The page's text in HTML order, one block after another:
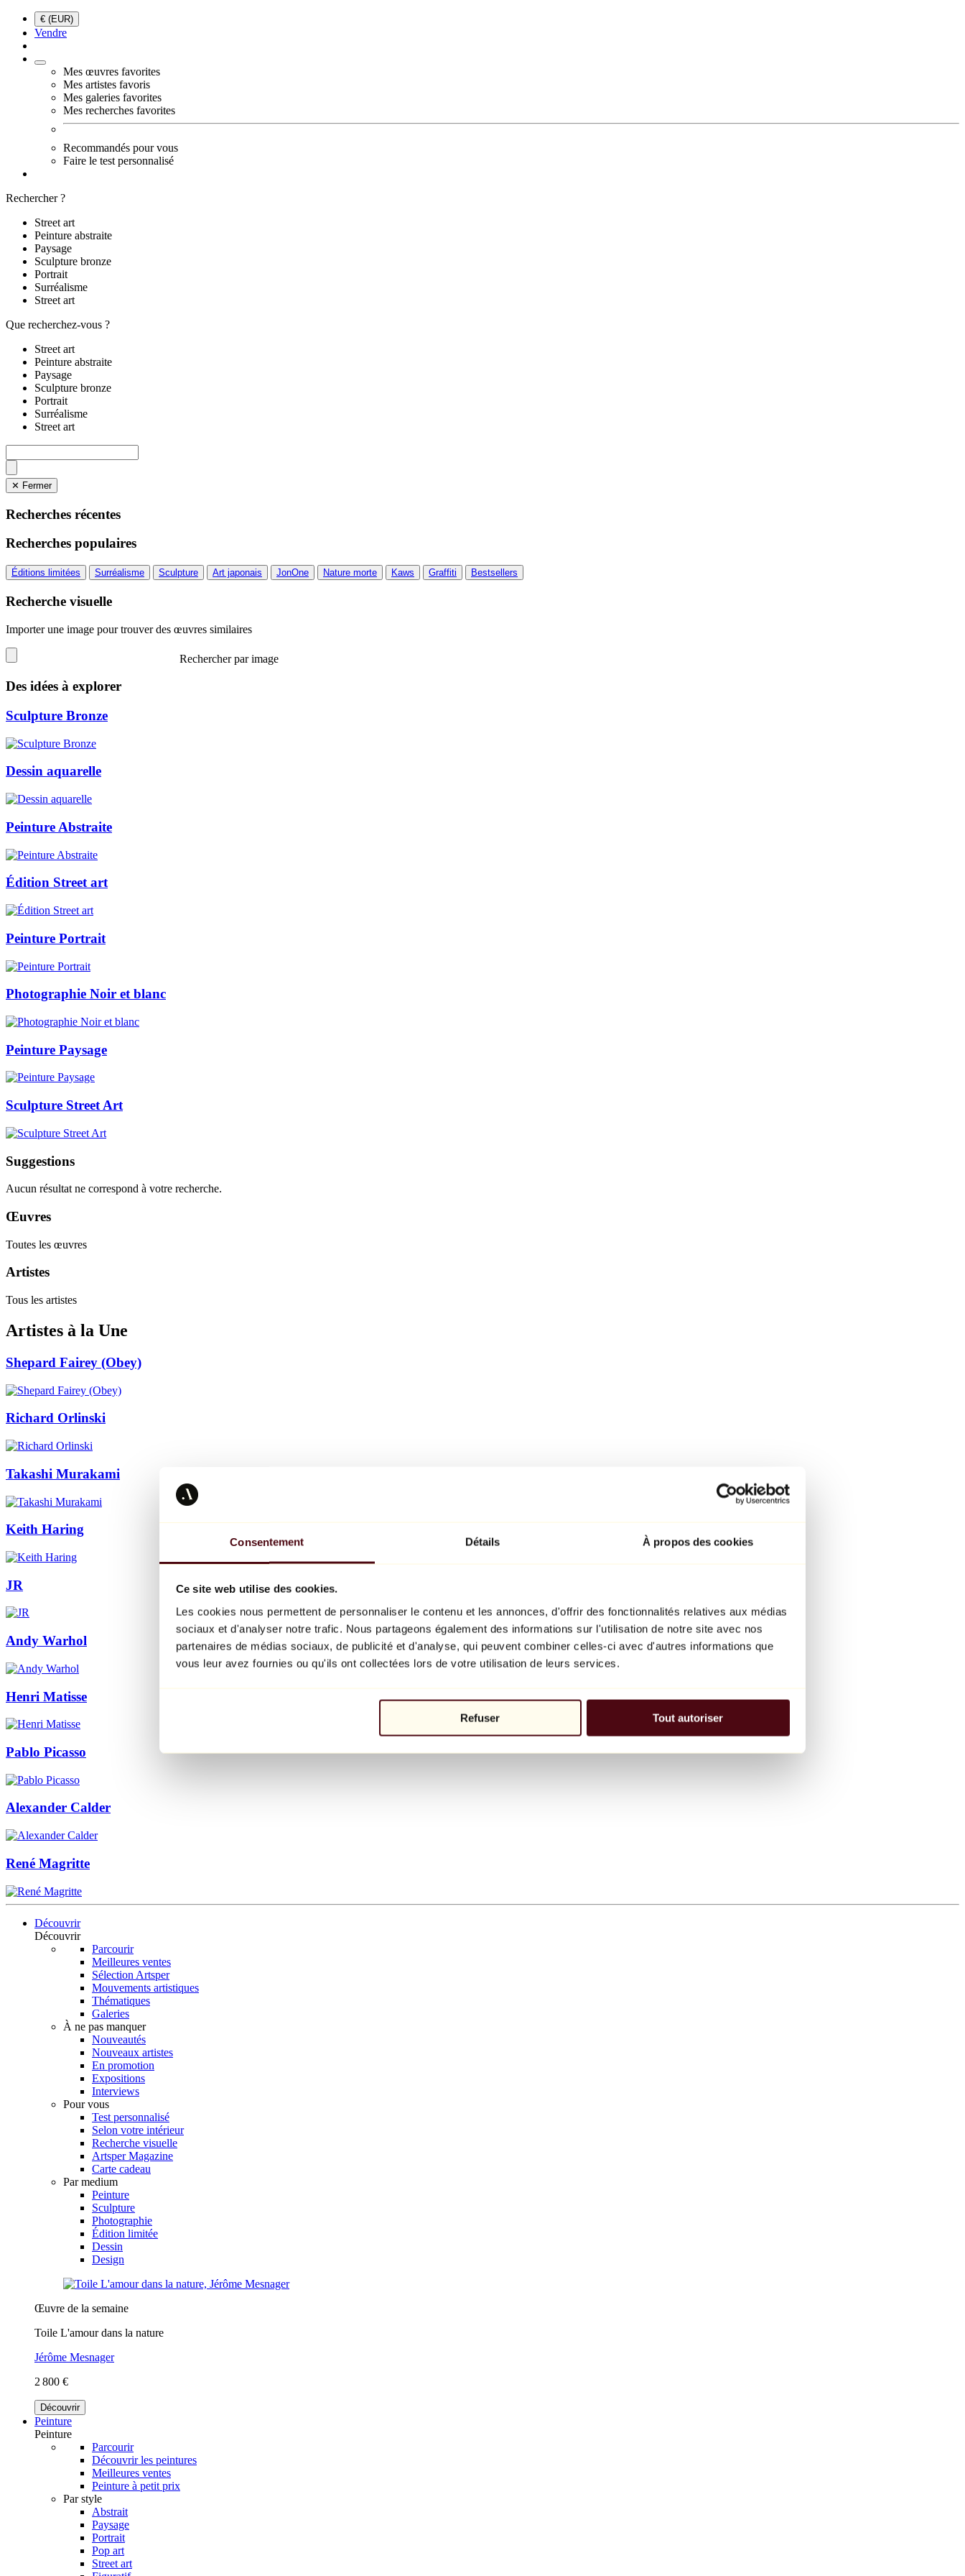
Consentement Détails À propos des cookies
Ce site web utilise des cookies.
Les cookies nous permettent de personnaliser le contenu et les annonces, d'offrir des fonctionnalités relatives aux médias
sociaux et d'analyser notre trafic. Nous partageons également des informations sur l'utilisation de notre site avec nos
partenaires de médias sociaux, de publicité et d'analyse, qui peuvent combiner celles-ci avec d'autres informations que
vous leur avez fournies ou qu'ils ont collectées lors de votre utilisation de leurs services.
Refuser Tout autoriser
€ (EUR)
Vendre
Mes œuvres favorites
Mes artistes favoris
Mes galeries favorites
Mes recherches favorites
Recommandés pour vous
Faire le test personnalisé
Rechercher ?
Street art
Peinture abstraite
Paysage
Sculpture bronze
Portrait
Surréalisme
Street art
Que recherchez-vous ?
Street art
Peinture abstraite
Paysage
Sculpture bronze
Portrait
Surréalisme
Street art
✕ Fermer
Recherches récentes
Recherches populaires
Éditions limitées Surréalisme Sculpture Art japonais JonOne Nature morte Kaws Graffiti Bestsellers
Recherche visuelle
Importer une image pour trouver des œuvres similaires
Rechercher par image
Des idées à explorer
Sculpture Bronze
Dessin aquarelle
Peinture Abstraite
Édition Street art
Peinture Portrait
Photographie Noir et blanc
Peinture Paysage
Sculpture Street Art
Suggestions
Aucun résultat ne correspond à votre recherche.
Œuvres
Toutes les œuvres
Artistes
Tous les artistes
Artistes à la Une
Shepard Fairey (Obey)
Richard Orlinski
Takashi Murakami
Keith Haring
JR
Andy Warhol
Henri Matisse
Pablo Picasso
Alexander Calder
René Magritte
Découvrir
Découvrir
Parcourir
Meilleures ventes
Sélection Artsper
Mouvements artistiques
Thématiques
Galeries
À ne pas manquer
Nouveautés
Nouveaux artistes
En promotion
Expositions
Interviews
Pour vous
Test personnalisé
Selon votre intérieur
Recherche visuelle
Artsper Magazine
Carte cadeau
Par medium
Peinture
Sculpture
Photographie
Édition limitée
Dessin
Design
Œuvre de la semaine
Toile L'amour dans la nature
Jérôme Mesnager
2 800 €
Découvrir
Peinture
Peinture
Parcourir
Découvrir les peintures
Meilleures ventes
Peinture à petit prix
Par style
Abstrait
Paysage
Portrait
Pop art
Street art